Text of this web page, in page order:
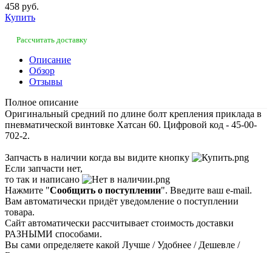
458 руб.
Купить
Рассчитать доставку
Описание
Обзор
Отзывы
Полное описание
Оригинальный средний по длине болт крепления приклада в
пневматической винтовке Хатсан 60. Цифровой код - 45-00-
702-2.
Запчасть в наличии когда вы видите кнопку
Если запчасти нет,
то так и написано
Нажмите "Сообщить о поступлении". Введите ваш e-mail.
Вам автоматически придёт уведомление о поступлении
товара.
Сайт автоматически рассчитывает стоимость доставки
РАЗНЫМИ способами.
Вы сами определяете какой Лучше / Удобнее / Дешевле /